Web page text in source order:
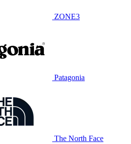
ZONE3
Patagonia
The North Face